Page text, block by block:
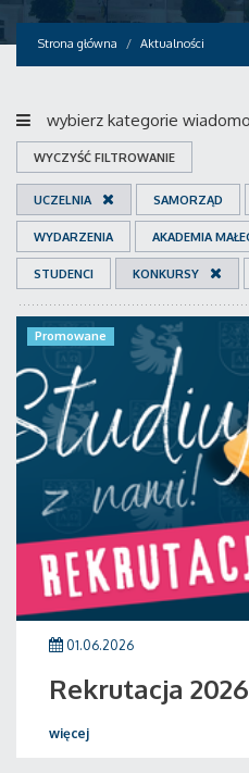
Strona główna Aktualności
wybierz kategorie
WYCZYŚĆ FILTROWANIE
UCZELNIA SAMORZĄD
WYDARZENIA AKADEMIA
STUDENCI KONKURSY
Promowane
01.06.2026
Rekrutacja
więcej